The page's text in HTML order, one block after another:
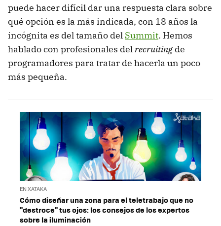
puede hacer difícil dar una respuesta clara sobre
qué opción es la más indicada, con 18 años la
incógnita es del tamaño del Summit. Hemos
hablado con profesionales delrecruiting de
programadores para tratar de hacerla un poco
más pequeña.
EN XATAKA
Cómo diseñar una zona para el teletrabajo que no
"destroce" tus ojos: los consejos de los expertos
sobre la iluminación